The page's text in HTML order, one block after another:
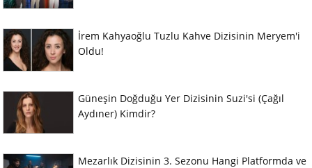
İrem Kahyaoğlu Tuzlu Kahve Dizisinin Meryem'i
Oldu!
Güneşin Doğduğu Yer Dizisinin Suzi'si (Çağıl
Aydıner) Kimdir?
Mezarlık Dizisinin 3. Sezonu Hangi Platformda ve